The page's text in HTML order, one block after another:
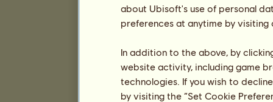
about Ubisoft's use of personal
preferences at anytime by
In addition to the above, by
website activity, including game
technologies. If you wish to
by visiting the “Set Cookie